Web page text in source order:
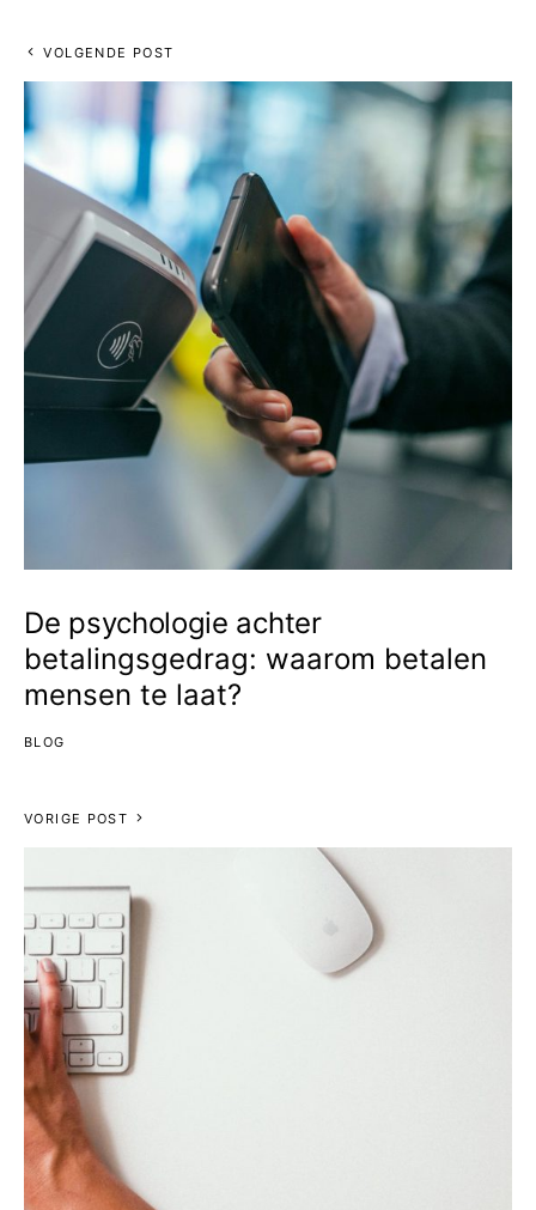
VOLGENDE POST
De psychologie achter
betalingsgedrag: waarom betalen
mensen te laat?
BLOG
VORIGE POST